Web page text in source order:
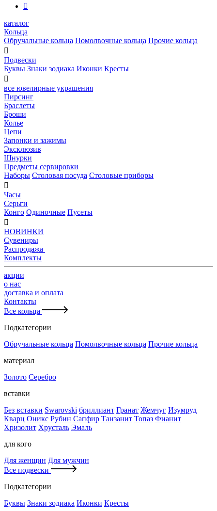

каталог
Кольца
Обручальные кольца Помолвочные кольца Прочие кольца

Подвески
Буквы Знаки зодиака Иконки Кресты

все ювелирные украшения
Пирсинг
Браслеты
Броши
Колье
Цепи
Запонки и зажимы
Эксклюзив
Шнурки
Предметы сервировки
Наборы Столовая посуда Столовые приборы

Часы
Серьги
Конго Одиночные Пусеты

НОВИНКИ
Сувениры
Распродажа
Комплекты
акции
о нас
доставка и оплата
Контакты
Все кольца
Подкатегории
Обручальные кольца Помолвочные кольца Прочие кольца
материал
Золото Серебро
вставки
Без вставки Swarovski бриллиант Гранат Жемчуг Изумруд
Кварц Оникс Рубин Сапфир Танзанит Топаз Фианит
Хризолит Хрусталь Эмаль
для кого
Для женщин Для мужчин
Все подвески
Подкатегории
Буквы Знаки зодиака Иконки Кресты